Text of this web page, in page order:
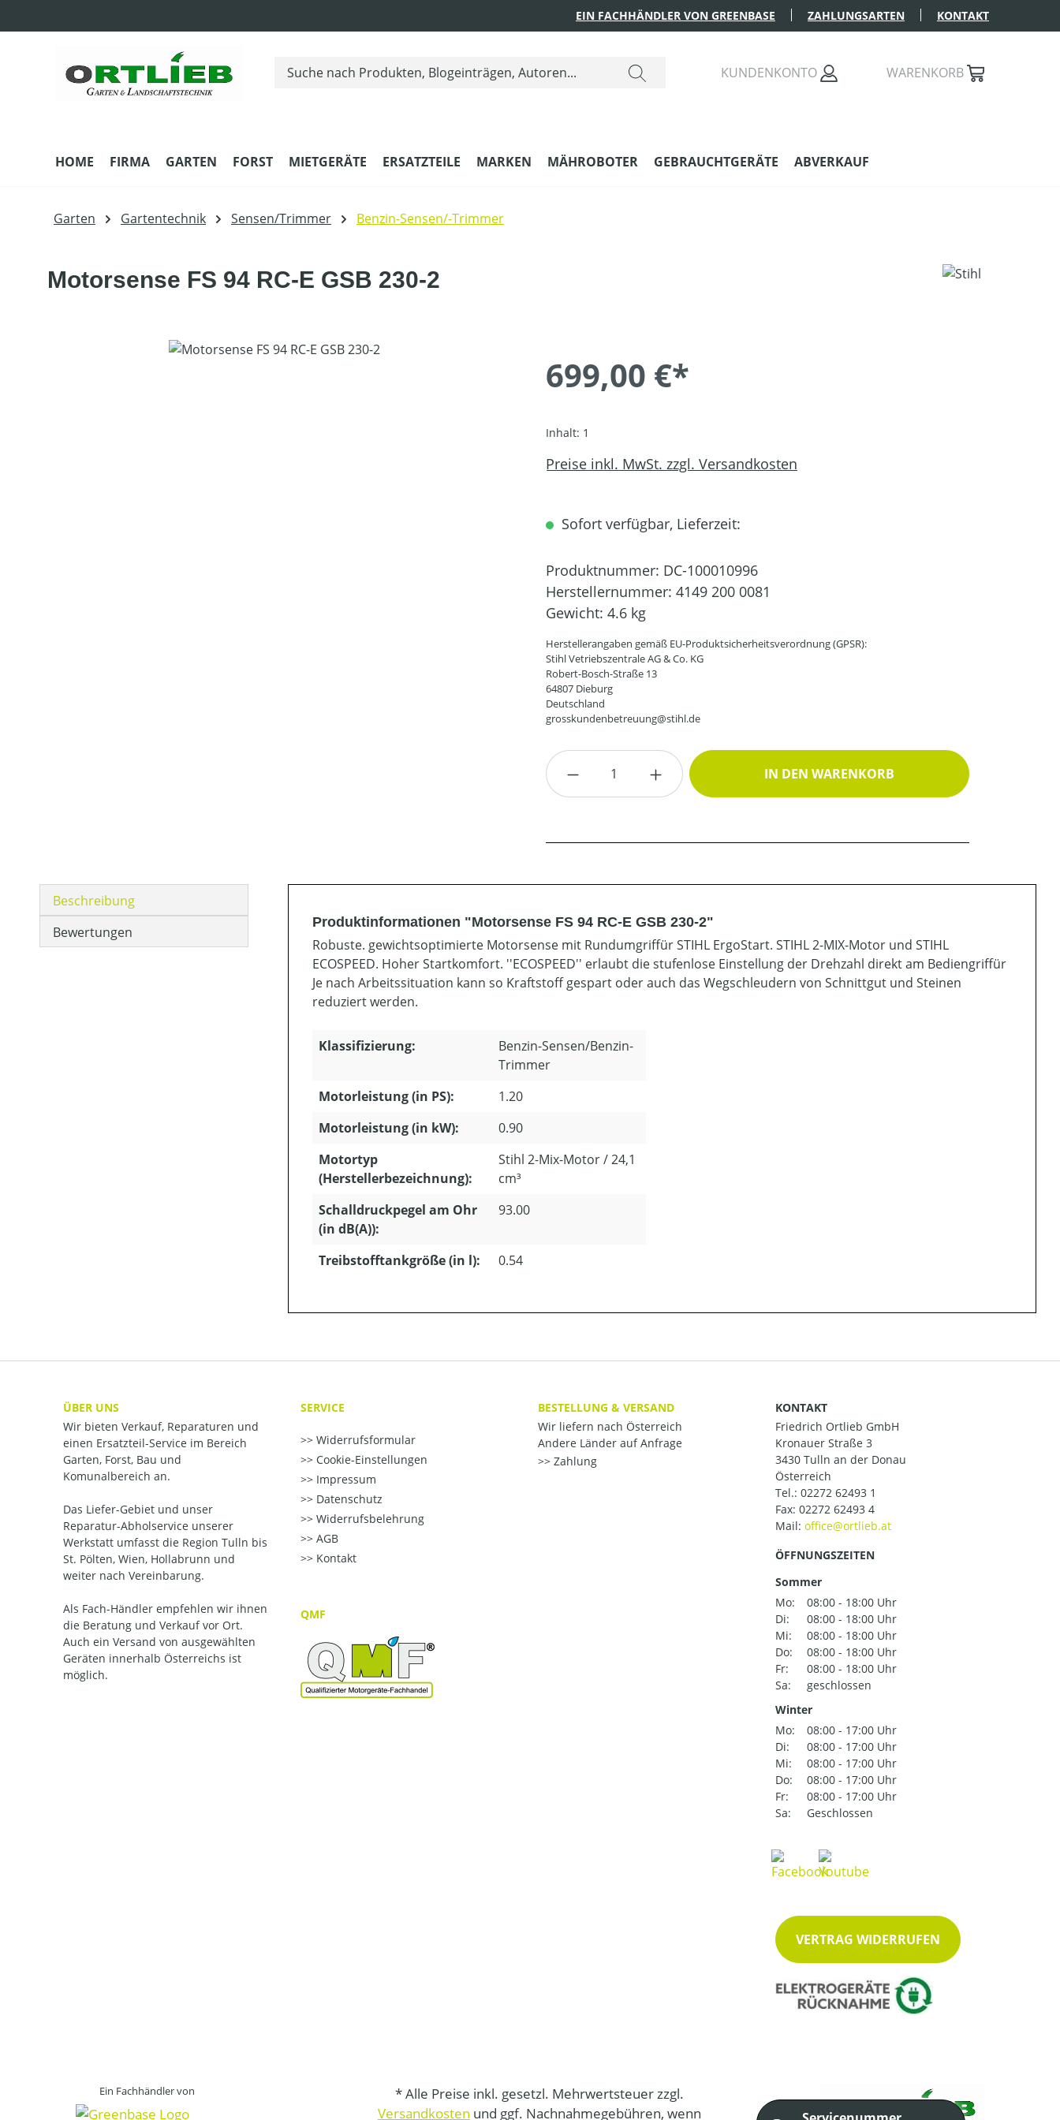
EIN FACHHÄNDLER VON GREENBASE ZAHLUNGSARTEN KONTAKT
KUNDENKONTO WARENKORB
HOME FIRMA GARTEN FORST MIETGERÄTE ERSATZTEILE MARKEN MÄHROBOTER GEBRAUCHTGERÄTE ABVERKAUF
Garten Gartentechnik Sensen/Trimmer Benzin-Sensen/-Trimmer
Motorsense FS 94 RC-E GSB 230-2
Bildergalerie überspringen
699,00 €*
Inhalt: 1
Preise inkl. MwSt. zzgl. Versandkosten
Sofort verfügbar, Lieferzeit:
Produktnummer: DC-100010996
Herstellernummer: 4149 200 0081
Gewicht: 4.6 kg
Herstellerangaben gemäß EU-Produktsicherheitsverordnung (GPSR):
Stihl Vetriebszentrale AG & Co. KG
Robert-Bosch-Straße 13
64807 Dieburg
Deutschland
grosskundenbetreuung@stihl.de
Produkt Anzahl: Gib den gewünschten Wert ein oder
IN DEN WARENKORB
Beschreibung
Bewertungen
Produktinformationen "Motorsense FS 94 RC-E GSB 230-2"
Robuste. gewichtsoptimierte Motorsense mit Rundumgriffür STIHL ErgoStart. STIHL 2-MIX-Motor und STIHL
ECOSPEED. Hoher Startkomfort. ''ECOSPEED'' erlaubt die stufenlose Einstellung der Drehzahl direkt am Bediengriffür
Je nach Arbeitssituation kann so Kraftstoff gespart oder auch das Wegschleudern von Schnittgut und Steinen
reduziert werden.
Klassifizierung:
Benzin-Sensen/Benzin-
Trimmer
Motorleistung (in PS):
1.20
Motorleistung (in kW):
0.90
Motortyp
(Herstellerbezeichnung):
Stihl 2-Mix-Motor / 24,1
cm³
Schalldruckpegel am Ohr
(in dB(A)):
93.00
Treibstofftankgröße (in l): 0.54
ÜBER UNS
Wir bieten Verkauf, Reparaturen und
einen Ersatzteil-Service im Bereich
Garten, Forst, Bau und
Komunalbereich an.
Das Liefer-Gebiet und unser
Reparatur-Abholservice unserer
Werkstatt umfasst die Region Tulln bis
St. Pölten, Wien, Hollabrunn und
weiter nach Vereinbarung.
Als Fach-Händler empfehlen wir ihnen
die Beratung und Verkauf vor Ort.
Auch ein Versand von ausgewählten
Geräten innerhalb Österreichs ist
möglich.
SERVICE
Widerrufsformular
Cookie-Einstellungen
Impressum
Datenschutz
Widerrufsbelehrung
AGB
Kontakt
QMF
BESTELLUNG & VERSAND
Wir liefern nach Österreich
Andere Länder auf Anfrage
Zahlung
KONTAKT
Friedrich Ortlieb GmbH
Kronauer Straße 3
3430 Tulln an der Donau
Österreich
Tel.: 02272 62493 1
Fax: 02272 62493 4
Mail:
ÖFFNUNGSZEITEN
Sommer
Mo:
08:00 - 18:00 Uhr
Di:
08:00 - 18:00 Uhr
Mi:
08:00 - 18:00 Uhr
Do:
08:00 - 18:00 Uhr
Fr:
08:00 - 18:00 Uhr
Sa:
geschlossen
Winter
Mo:
08:00 - 17:00 Uhr
Di:
08:00 - 17:00 Uhr
Mi:
08:00 - 17:00 Uhr
Do:
08:00 - 17:00 Uhr
Fr:
08:00 - 17:00 Uhr
Sa:
Geschlossen
VERTRAG WIDERRUFEN
Ein Fachhändler von
* Alle Preise inkl. gesetzl. Mehrwertsteuer zzgl.
Versandkosten und ggf. Nachnahmegebühren, wenn